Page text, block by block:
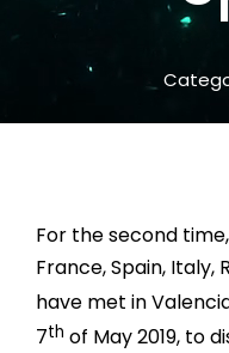
For the second
France, Spain, Italy,
have met in
7th of May 2019, to